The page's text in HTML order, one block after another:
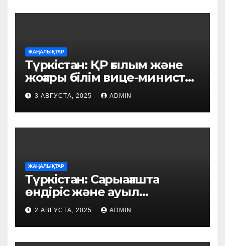
ЖАҢАЛЫҚТАР
Түркістан: ҚР ғылым және
жоғары білім вице-министрі
тұрғындармен кездесті
3 АВГУСТА, 2025 ADMIN
ЖАҢАЛЫҚТАР
Түркістан: Сарыағашта
өндіріс және ауыл
шаруашылығы саласында
жобалар жүзеге асуда
2 АВГУСТА, 2025 ADMIN